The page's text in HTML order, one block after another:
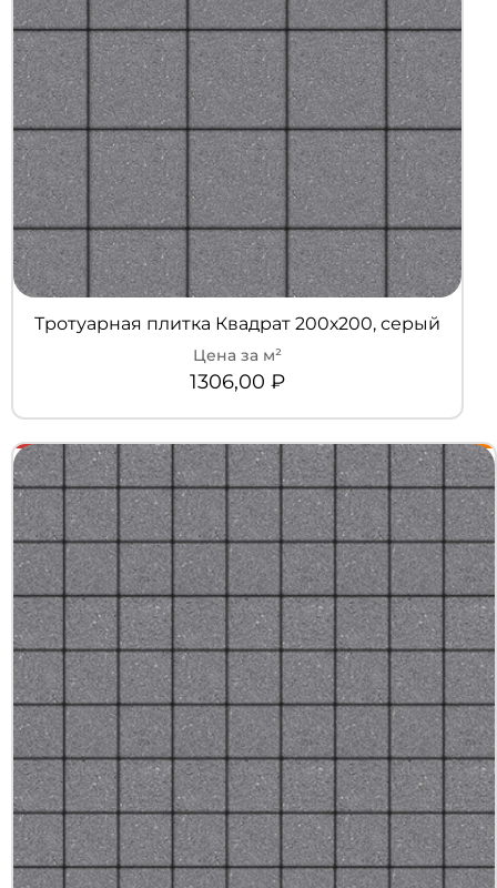
+7 (3452) 600-302
Телефон
zakaz@kedr.agency
E-mail
Тротуарная плитка Квадрат 200х200, серый
1306,00 ₽